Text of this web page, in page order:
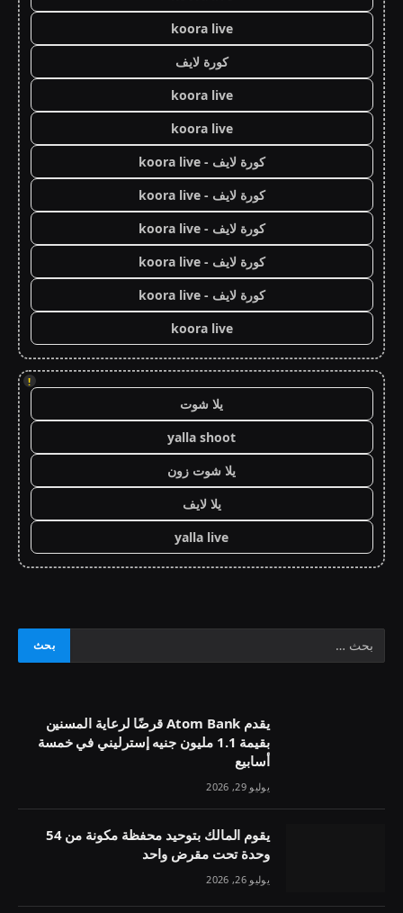
koora live
كورة لايف
koora live
koora live
كورة لايف - koora live
كورة لايف - koora live
كورة لايف - koora live
كورة لايف - koora live
كورة لايف - koora live
koora live
!
يلا شوت
yalla shoot
يلا شوت زون
يلا لايف
yalla live
يقدم Atom Bank قرضًا لرعاية المسنين
بقيمة 1.1 مليون جنيه إسترليني في خمسة
أسابيع
يوليو 29, 2026
يقوم المالك بتوحيد محفظة مكونة من 54
وحدة تحت مقرض واحد
يوليو 26, 2026